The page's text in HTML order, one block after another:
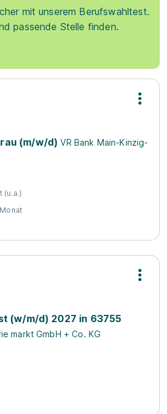
mit unserem Berufswahltest.
passende Stelle finden.
(m/w/d) VR Bank Main-Kinzig-
(u.a.)
(w/m/d) 2027 in 63755
markt GmbH + Co. KG